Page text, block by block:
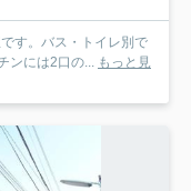
す。バス・トイレ別で
ンには2口の... もっと見